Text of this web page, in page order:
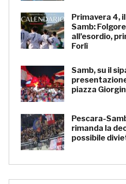
Primavera 4,
Samb:
all’esordio,
Forlì
Samb, su il
piazza
Pescara-
rimanda la
possibile